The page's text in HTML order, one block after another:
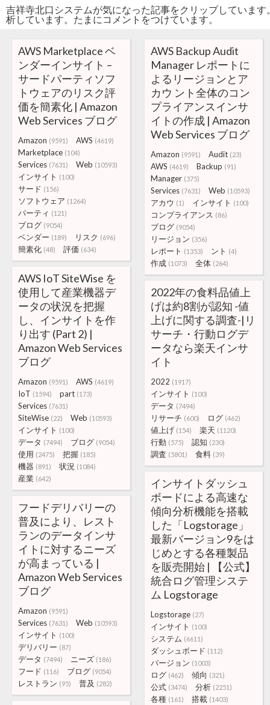
吉祥寺北口システムが気になった記事をクリップしていま
析しています。たまにコメントをつけています。
AWS Marketplace ベ
ンダーインサイト –
サードパーティソフ
トウェアのリスク評
価を簡素化 | Amazon
Web Services ブログ
Amazon (9591) AWS (4619)
Marketplace (104)
Services (7631) Web (10593)
インサイト (100)
サード (156)
ソフトウェア (1264)
パーティ (121)
ブログ (9054)
ベンダー (189) リスク (696)
簡素化 (48) 評価 (634)
AWS Backup Audit
Manager レポートに
よるリージョンとア
カウ ント全体のコン
プライアンスインサ
イトの作成 | Amazon
Web Services ブログ
Amazon (9591) Audit (23)
AWS (4619) Backup (91)
Manager (375)
Services (7631) Web (10593)
アカウ (1) インサイト (100)
コンプライアンス (86)
ブログ (9054)
リージョン (356)
レポート (1353) ント (4)
作成 (1073) 全体 (264)
AWS IoT SiteWise を
使用して産業機器デ
ータの状況を把握
し、インサイトを作
り出す (Part 2) |
Amazon Web Services
ブログ
Amazon (9591) AWS (4619)
IoT (1594) part (173)
Services (7631)
SiteWise (22) Web (10593)
インサイト (100)
データ (7494) ブログ (9054)
使用 (2475) 把握 (185)
機器 (891) 状況 (1084)
産業 (642)
2022年の食料品値上
げは約8割が認知 -値
上げに関する調査-|リ
サーチ・行動ログデ
ータなら楽天インサ
イト
2022 (1917)
インサイト (100)
データ (7494)
リサーチ (600) ログ (462)
値上げ (154) 楽天 (1120)
行動 (575) 認知 (230)
調査 (5801) 食料 (39)
インサイトダッシュ
ボードによる高速な
傾向分析機能を搭載
した「Logstorage」
最新バージョン9をは
じめとする各種製品
を販売開始 | 【公式】
統合ログ管理システ
ム Logstorage
Logstorage (27)
インサイト (100)
システム (6611)
ダッシュボード (112)
バージョン (1003)
ログ (462) 傾向 (321)
公式 (3474) 分析 (2251)
各種 (161) 搭載 (1403)
フードデリバリーの
普及により、レスト
ランのデータインサ
イトに対するニーズ
が高まっている |
Amazon Web Services
ブログ
Amazon (9591)
Services (7631) Web (10593)
インサイト (100)
デリバリー (87)
データ (7494) ニーズ (186)
フード (116) ブログ (9054)
レストラン (95) 普及 (282)